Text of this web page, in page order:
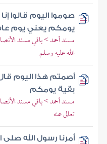
صوموا اليوم قالوا
يومكم يعني يوم
مسند أحمد > باقي مسند
الله عليه وسلم
أصمتم هذا اليوم
بقية يومكم
مسند أحمد > باقي مسند
تعالى عنه
أمرنا رسول الله